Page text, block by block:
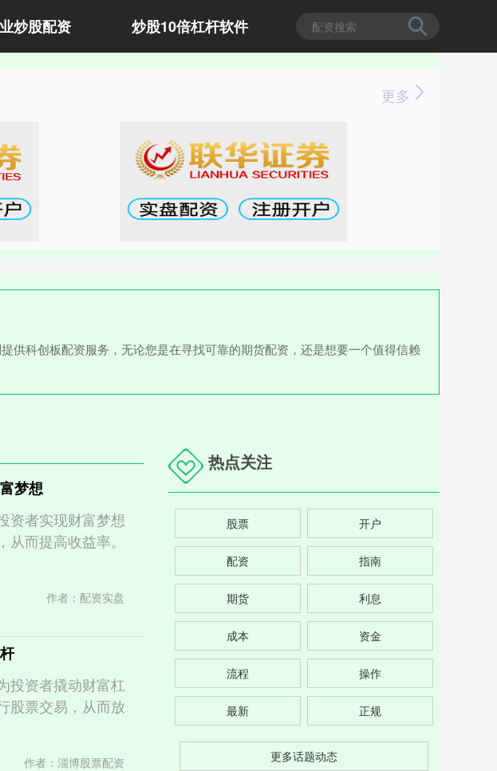
炒股配资 炒股10倍杠杆软件
更多
供科创板配资服务，无论您是在寻找可靠的期货配资，还是想要一个值得信赖
梦想
资者实现财富梦想
而提高收益率。
作者：配资实盘
投资者撬动财富杠
股票交易，从而放
作者：淄博股票配资
热点关注
股票 开户
配资 指南
期货 利息
成本 资金
流程 操作
最新 正规
更多话题动态